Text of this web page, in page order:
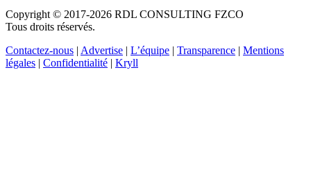
Copyright © 2017-2026 RDL CONSULTING FZCO
Tous droits réservés.
Contactez-nous | Advertise | L’équipe | Transparence | Mentions
légales | Confidentialité | Kryll